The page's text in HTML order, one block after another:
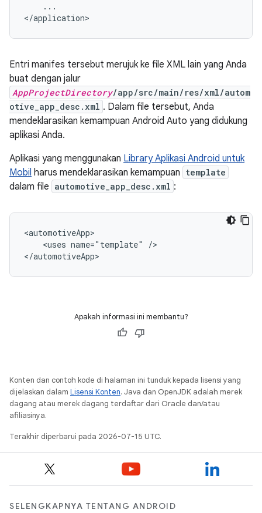
...
Entri manifes tersebut merujuk ke file XML lain yang Anda
buat dengan jalur
AppProjectDirectory/app/src/main/res/xml/autom
otive_app_desc.xml . Dalam file tersebut, Anda
mendeklarasikan kemampuan Android Auto yang didukung
aplikasi Anda.
Aplikasi yang menggunakan Library Aplikasi Android untuk
Mobil harus mendeklarasikan kemampuan template
dalam file automotive_app_desc.xml :
<uses name="template"
/>
Apakah informasi ini membantu?
Konten dan contoh kode di halaman ini tunduk kepada lisensi yang
dijelaskan dalam Lisensi Konten. Java dan OpenJDK adalah merek
dagang atau merek dagang terdaftar dari Oracle dan/atau
afiliasinya.
Terakhir diperbarui pada 2026-07-15 UTC.
SELENGKAPNYA TENTANG ANDROID